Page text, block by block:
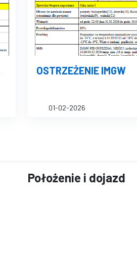
OSTRZEŻENIE IMGW
01-02-2026
Położenie i dojazd